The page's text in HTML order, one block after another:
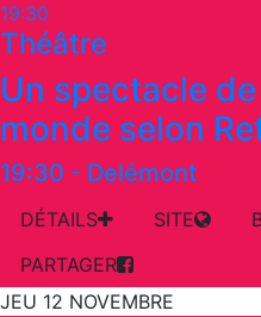
19:30
Théâtre
Un spectacle
monde selon
19:30 - Delémont
DÉTAILS SITE
PARTAGER
JEU 12 NOVEMBRE